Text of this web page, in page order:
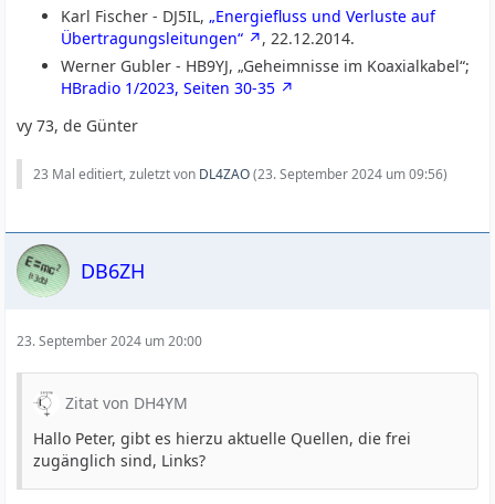
Karl Fischer - DJ5IL,„Energiefluss und Verluste auf
Übertragungsleitungen“
, 22.12.2014.
Werner Gubler - HB9YJ, „Geheimnisse im Koaxialkabel“;
HBradio 1/2023, Seiten 30-35
vy 73, de Günter
23 Mal editiert, zuletzt von DL4ZAO(23. September 2024 um 09:56)
DB6ZH
23. September 2024 um 20:00
Zitat von DH4YM
Hallo Peter, gibt es hierzu aktuelle Quellen, die frei
zugänglich sind, Links?